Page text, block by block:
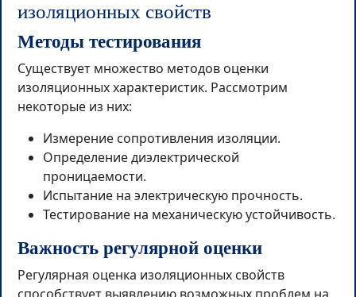
изоляционных свойств
Методы тестирования
Существует множество методов оценки
изоляционных характеристик. Рассмотрим
некоторые из них:
Измерение сопротивления изоляции.
Определение диэлектрической
проницаемости.
Испытание на электрическую прочность.
Тестирование на механическую устойчивость.
Важность регулярной оценки
Регулярная оценка изоляционных свойств